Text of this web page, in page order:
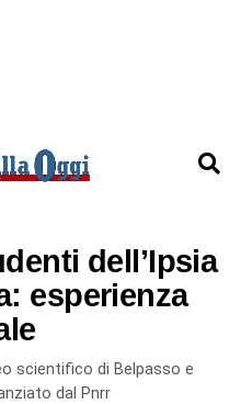
dell’Ipsia
esperienza
scientifico di Belpasso e
dal Pnrr